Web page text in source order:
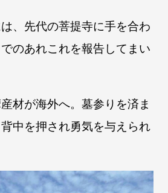
、 先代の菩提寺に手を合わ
のあれこれを報告してまい
材が海外へ。墓参りを済ま
中を押され勇気を与えられ